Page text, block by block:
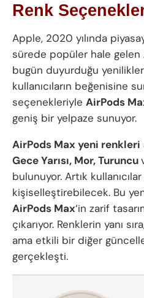
Renk
Apple, 2020 yılında
sürede popüler hale gelen
bugün duyurduğu
kullanıcıların beğenisine
seçenekleriyle AirPods
geniş bir yelpaze sunuyor.
AirPods Max yeni renkleri
Gece Yarısı, Mor, Turuncu
bulunuyor. Artık kullanıcılar
kişiselleştirebilecek. Bu
AirPods Max‘in zarif
çıkarıyor. Renklerin yanı
ama etkili bir diğer
gerçekleşti.